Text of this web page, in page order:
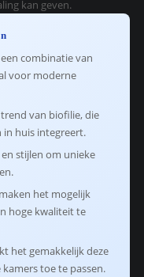
kan geven.
combinatie van
voor moderne
van biofilie, die
huis integreert.
stijlen om unieke
het mogelijk
hoge kwaliteit te
het gemakkelijk deze
toe te passen.